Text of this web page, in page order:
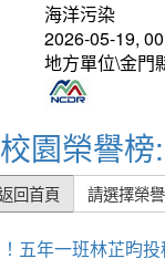
海洋污染
2026-05-19,
地方單位\金門
校園榮譽
回首頁 請選擇榮
五年一班林芷昀